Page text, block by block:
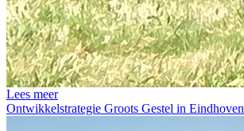
Lees meer
Ontwikkelstrategie Groots Gestel in Eindhoven